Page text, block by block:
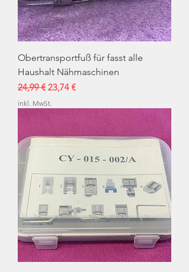
Obertransportfuß für fasst alle
Haushalt Nähmaschinen
Standardpreis
24,99 € Sale-Preis
23,74 €
inkl. MwSt.